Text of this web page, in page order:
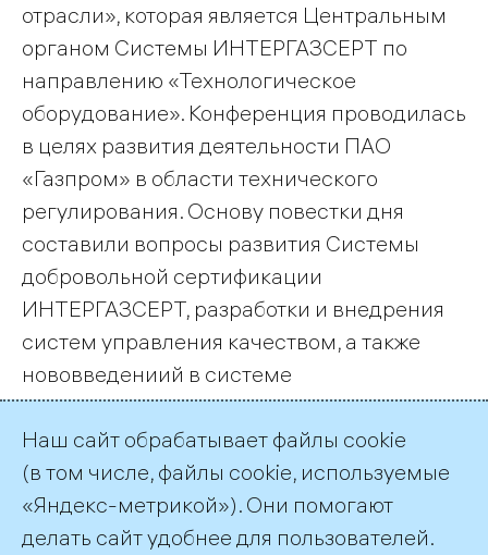
отрасли», которая является Центральным
органом Системы ИНТЕРГАЗСЕРТ по
направлению «Технологическое
оборудование». Конференция проводилась
в целях развития деятельности ПАО
«Газпром» в области технического
регулирования. Основу повестки дня
составили вопросы развития Системы
добровольной сертификации
ИНТЕРГАЗСЕРТ, разработки и внедрения
систем управления качеством, а также
нововведениий в системе
стандартизации. В мероприятии приняли
участие представители администрации
ПАО «Газпром», газотранспортных и
газодобывающих компаний – дочерних
обществ, участники СДС ИНТЕРГАЗСЕРТ и
Наш сайт обрабатывает файлы cookie
(в том числе, файлы cookie, используемые
«Яндекс-метрикой»). Они помогают
делать сайт удобнее для пользователей.